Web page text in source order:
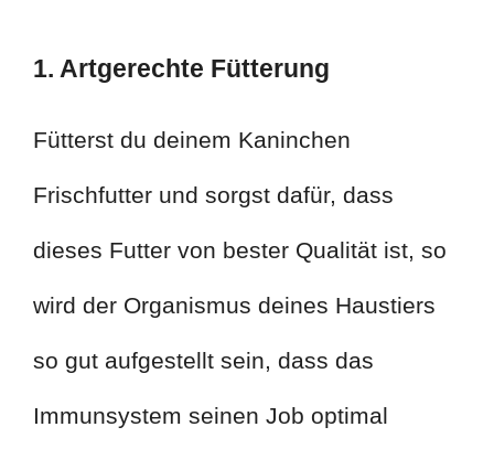
1. Artgerechte Fütterung
Fütterst du deinem Kaninchen
Frischfutter und sorgst dafür, dass
dieses Futter von bester Qualität ist, so
wird der Organismus deines Haustiers
so gut aufgestellt sein, dass das
Immunsystem seinen Job optimal